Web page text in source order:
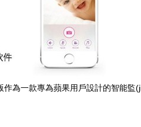
為一款專為蘋果用戶設計的智能